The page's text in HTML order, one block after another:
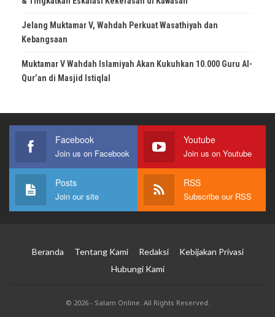
Jelang Muktamar V, Wahdah Perkuat Wasathiyah dan
Kebangsaan
Muktamar V Wahdah Islamiyah Akan Kukuhkan 10.000 Guru Al-
Qur’an di Masjid Istiqlal
Facebook
Join us on Facebook
Youtube
Join us on Youtube
Posts
Join our site
RSS
Subscribe our RSS
Beranda Tentang Kami Redaksi
Kebijakan Privasi
Hubungi Kami
© 2026 - Salam Online. All Rights Reserved.